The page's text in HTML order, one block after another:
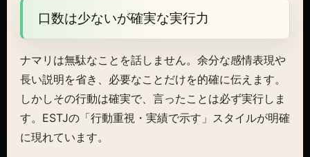
口数は少ないが確実な実行力
ナマリは無駄なことを話しません。余分な感情表現や
長い説明を省き、必要なことだけを的確に伝えます。
しかしその行動は確実で、言ったことは必ず実行しま
す。ESTJの「行動重視・実績で示す」スタイルが明確
に現れています。